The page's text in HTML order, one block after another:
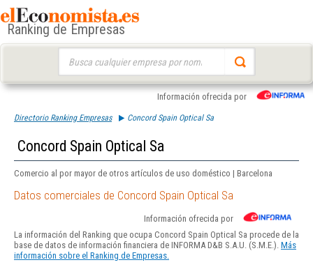
Ranking de Empresas
Información ofrecida por
Directorio Ranking Empresas Concord Spain Optical Sa
Concord Spain Optical Sa
Comercio al por mayor de otros artículos de uso doméstico | Barcelona
Datos comerciales de Concord Spain Optical Sa
Información ofrecida por
La información del Ranking que ocupa Concord Spain Optical Sa procede de la
base de datos de información financiera de INFORMA D&B S.A.U. (S.M.E.). Más
información sobre el Ranking de Empresas.